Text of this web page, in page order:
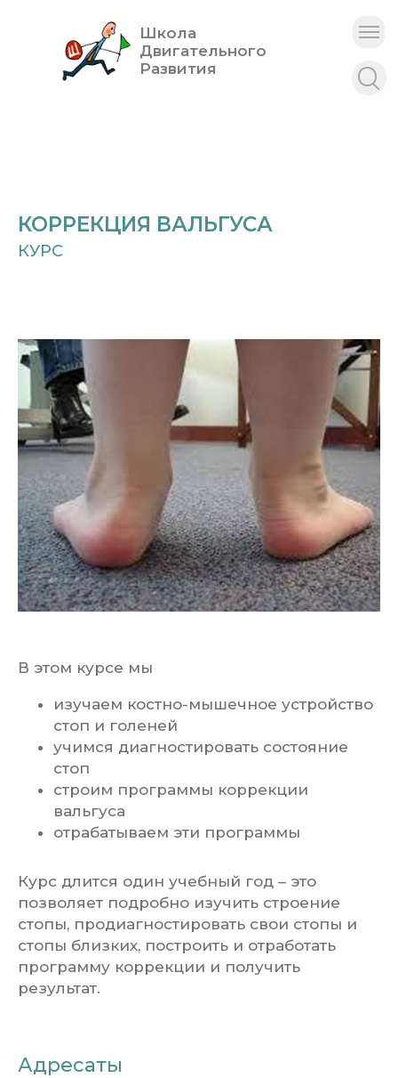
Школа
Двигательного
Развития
КОРРЕКЦИЯ ВАЛЬГУСА
КУРС
В этом курсе мы
изучаем костно-мышечное устройство
стоп и голеней
учимся диагностировать состояние
стоп
строим программы коррекции
вальгуса
отрабатываем эти программы
Курс длится один учебный год – это
позволяет подробно изучить строение
стопы, продиагностировать свои стопы и
стопы близких, построить и отработать
программу коррекции и получить
результат.
Адресаты